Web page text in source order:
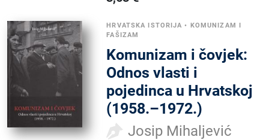
HRVATSKA ISTORIJA • KOMUNIZAM I
FAŠIZAM
Komunizam i čovjek:
Odnos vlasti i
pojedinca u Hrvatskoj
(1958.–1972.)
Josip Mihaljević